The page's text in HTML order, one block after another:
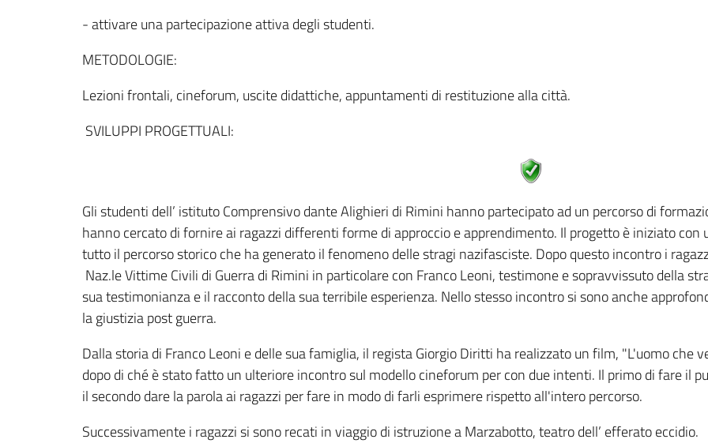
- attivare una partecipazione attiva degli studenti.
METODOLOGIE:
Lezioni frontali, cineforum, uscite didattiche, appuntamenti di restituzione alla città.
SVILUPPI PROGETTUALI:
Gli studenti dell’ istituto Comprensivo dante Alighieri di Rimini hanno partecipato ad un percorso di
hanno cercato di fornire ai ragazzi differenti forme di approccio e apprendimento. Il progetto è iniziato
tutto il percorso storico che ha generato il fenomeno delle stragi nazifasciste. Dopo questo incontro i
Naz.le Vittime Civili di Guerra di Rimini in particolare con Franco Leoni, testimone e sopravvissuto della
sua testimonianza e il racconto della sua terribile esperienza. Nello stesso incontro si sono anche
la giustizia post guerra.
Dalla storia di Franco Leoni e delle sua famiglia, il regista Giorgio Diritti ha realizzato un film, "L'uomo che
dopo di ché è stato fatto un ulteriore incontro sul modello cineforum per con due intenti. Il primo di fare il
il secondo dare la parola ai ragazzi per fare in modo di farli esprimere rispetto all'intero percorso.
Successivamente i ragazzi si sono recati in viaggio di istruzione a Marzabotto, teatro dell’ efferato eccidio.